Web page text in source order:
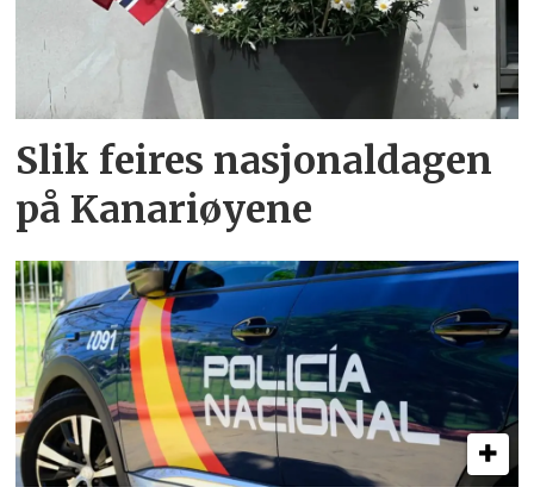
Slik feires nasjonaldagen
på Kanariøyene